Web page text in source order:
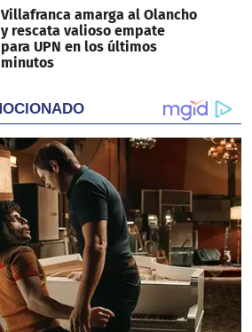
Villafranca amarga al Olancho
y rescata valioso empate
para UPN en los últimos
minutos